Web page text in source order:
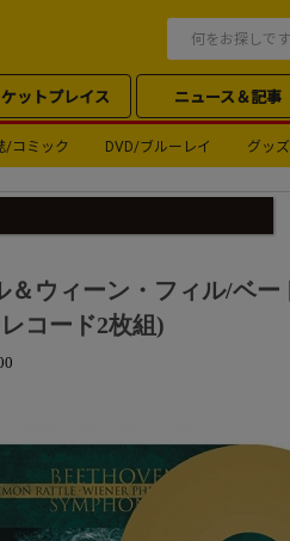
ットプレイス ニュース＆記事
/コミック DVD/ブルーレイ グッズ
＆ウィーン・フィル/ベ
コード2枚組)